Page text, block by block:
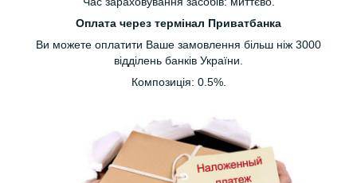
Оплата через термінал Приватбанка
Ви можете оплатити Ваше замовлення більш ніж 3000
відділень банків України.
Композиція: 0.5%.